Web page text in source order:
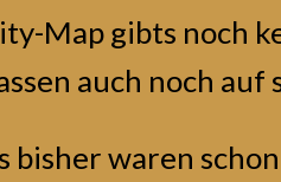
Map gibts noch
auch noch auf
bisher waren